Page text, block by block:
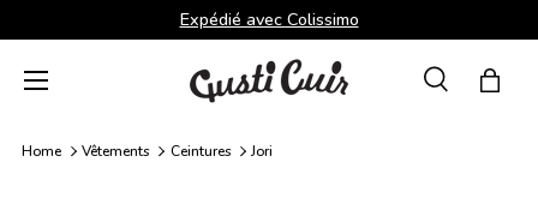
Aller au contenu
Expédié avec Colissimo
Recherche
Menu
Home Vêtements Ceintures Jori